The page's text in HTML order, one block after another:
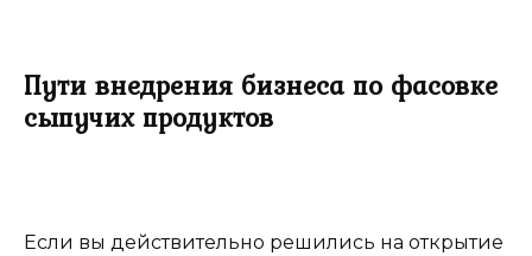
Пути внедрения бизнеса по фасовке
сыпучих продуктов
Если вы действительно решились на открытие